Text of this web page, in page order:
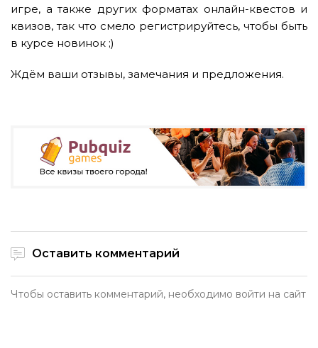
игре, а также других форматах онлайн-квестов и
квизов, так что смело регистрируйтесь, чтобы быть
в курсе новинок ;)
Ждём ваши отзывы, замечания и предложения.
Оставить комментарий